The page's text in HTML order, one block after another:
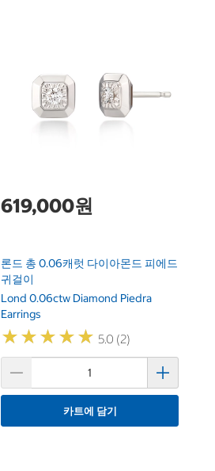
619,000원
론드 총 0.06캐럿 다이아몬드 피에드
귀걸이
Lond 0.06ctw Diamond Piedra
Earrings
★★★★★
★★★★★ 5.0 (2)
카트에 담기